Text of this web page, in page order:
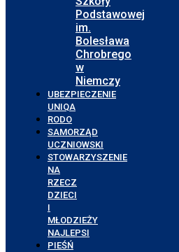
Podstawowej
im.
Bolesława
Chrobrego
w
Niemczy
UBEZPIECZENIE
UNIQA
RODO
SAMORZĄD
UCZNIOWSKI
STOWARZYSZENIE
NA
RZECZ
DZIECI
I
MŁODZIEŻY
NAJLEPSI
PIEŚŃ